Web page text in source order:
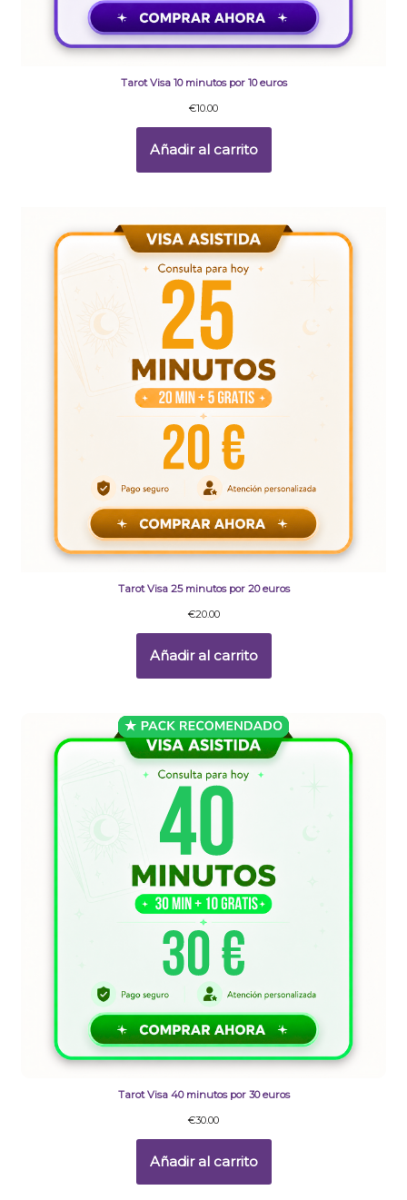
Tarot Visa 10 minutos por 10 euros
€10.00
Añadir al carrito
Tarot Visa 25 minutos por 20 euros
€20.00
Añadir al carrito
Tarot Visa 40 minutos por 30 euros
€30.00
Añadir al carrito